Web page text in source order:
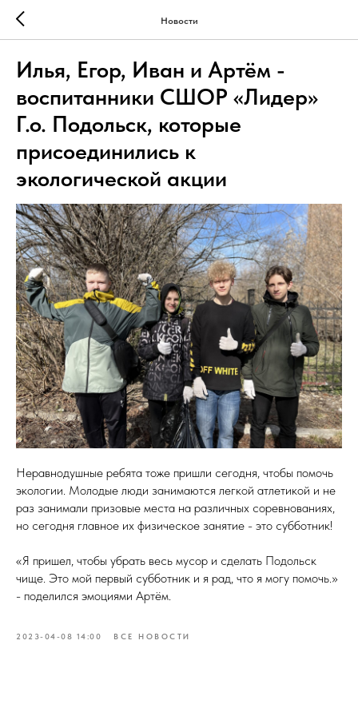
Новости
Илья, Егор, Иван и Артём -
воспитанники СШОР «Лидер»
Г.о. Подольск, которые
присоединились к
экологической акции
Неравнодушные ребята тоже пришли сегодня, чтобы помочь
экологии. Молодые люди занимаются легкой атлетикой и не
раз занимали призовые места на различных соревнованиях,
но сегодня главное их физическое занятие - это субботник!
«Я пришел, чтобы убрать весь мусор и сделать Подольск
чище. Это мой первый субботник и я рад, что я могу помочь.»
- поделился эмоциями Артём.
2023-04-08 14:00 ВСЕ НОВОСТИ